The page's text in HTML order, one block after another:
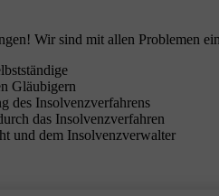
Wir sind mit allen Problemen
Gläubigern
des Insolvenzverfahrens
das Insolvenzverfahren
und dem Insolvenzverwalter